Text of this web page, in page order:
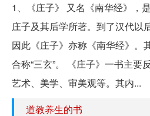
1、《庄子》 又名《南华经》，
庄子及其后学所著。到了汉代以
因此《庄子》亦称《南华经》。
合称“三玄”。 《庄子》一书主要
艺术、美学、审美观等。其内...
道教养生的书